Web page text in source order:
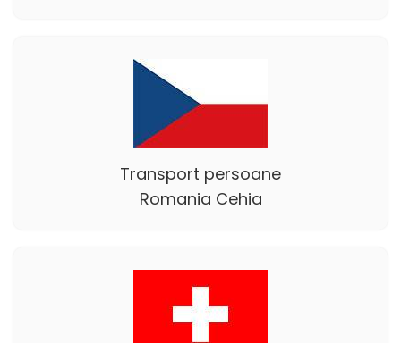
Transport persoane
Romania Cehia